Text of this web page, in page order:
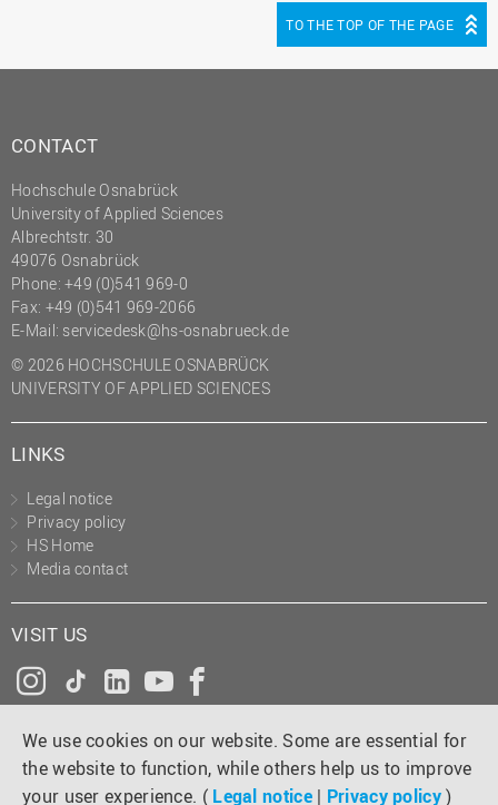
We use cookies on our website. Some are essential for
the website to function, while others help us to improve
your user experience. ( Legal notice | Privacy policy)
Personalrat
Präsidialbüro
Professional School
Projekte des Präsidiums
Projektmanagement Office
(PMO)
Prozessmanagement
Recht
Studium und Lehre
Transfer- und
Innovationsmanagement
TO THE TOP OF THE PAGE
CONTACT
Hochschule Osnabrück
University of Applied Sciences
Albrechtstr. 30
49076 Osnabrück
Phone: +49 (0)541 969-0
Fax: +49 (0)541 969-2066
E-Mail: servicedesk@hs-osnabrueck.de
© 2026 HOCHSCHULE OSNABRÜCK
UNIVERSITY OF APPLIED SCIENCES
LINKS
Legal notice
Privacy policy
HS Home
Media contact
VISIT US
Instagram
Tiktok
LinkedInYouTube